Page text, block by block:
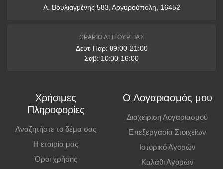
12 δόσεις: άνω των 1500€
Παραλαβή από Κατάστημα
διαφορετικά η παραγγελία ακυρώνεται.
Επιπλέον Πληροφορίες
Οι τιμές ισχύουν και για αγορές από το φυσικό κατάστημα.
Λ. Βουλιαγμένης 583, Αργυρούπολη, 16452
ΩΡΆΡΙΟ ΛΕΙΤΟΥΡΓΊΑΣ
Δευτ-Παρ: 09:00-21:00
Σαβ: 10:00-16:00
Χρήσιμες
Πληροφορίες
Αναζητήστε το δέμα σας
Η εταιρία μας
Όροι χρήσης
Ο Λογαριασμός μου
Διαχείριση Λογαριασμού
Επεξεργασία Στοιχείων
Ιστορικό Αγορών
Καλάθι Αγορών